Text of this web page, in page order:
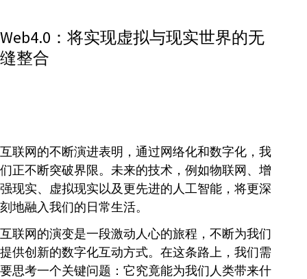
Web4.0：将实现虚拟与现实世界的无
缝整合
互联网的不断演进表明，通过网络化和数字化，我
们正不断突破界限。未来的技术，例如物联网、增
强现实、虚拟现实以及更先进的人工智能，将更深
刻地融入我们的日常生活。
互联网的演变是一段激动人心的旅程，不断为我们
提供创新的数字化互动方式。在这条路上，我们需
要思考一个关键问题：它究竟能为我们人类带来什